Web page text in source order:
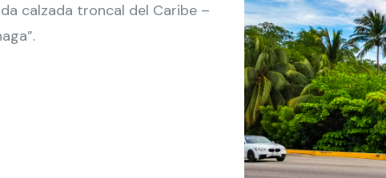
calzada troncal del Caribe –